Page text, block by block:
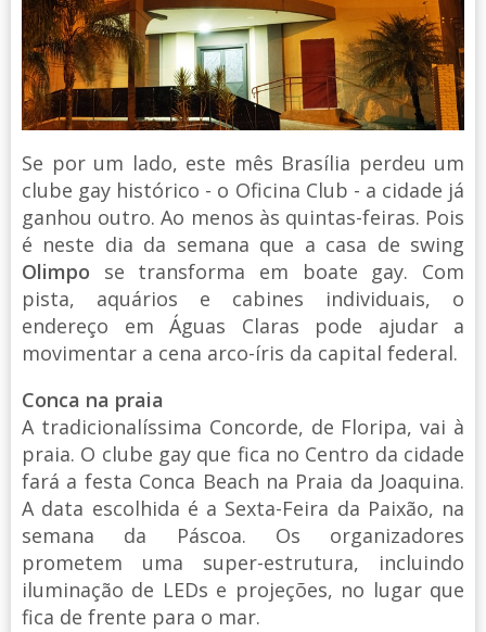
Se por um lado, este mês Brasília perdeu um
clube gay histórico - o Oficina Club - a cidade já
ganhou outro. Ao menos às quintas-feiras. Pois
é neste dia da semana que a casa de swing
Olimpo se transforma em boate gay. Com
pista, aquários e cabines individuais, o
endereço em Águas Claras pode ajudar a
movimentar a cena arco-íris da capital federal.
Conca na praia
A tradicionalíssima Concorde, de Floripa, vai à
praia. O clube gay que fica no Centro da cidade
fará a festa Conca Beach na Praia da Joaquina.
A data escolhida é a Sexta-Feira da Paixão, na
semana da Páscoa. Os organizadores
prometem uma super-estrutura, incluindo
iluminação de LEDs e projeções, no lugar que
fica de frente para o mar.